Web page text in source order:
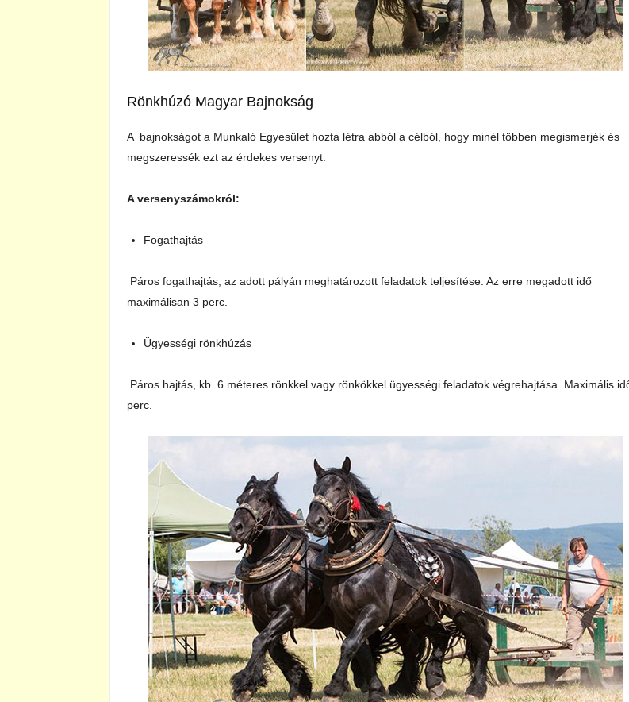
Rönkhúzó Magyar Bajnokság
A bajnokságot a Munkaló Egyesület hozta létra abból a célból, hogy minél többen megismerjék és
megszeressék ezt az érdekes versenyt.
A versenyszámokról:
Fogathajtás
Páros fogathajtás, az adott pályán meghatározott feladatok teljesítése. Az erre megadott idő
maximálisan 3 perc.
Ügyességi rönkhúzás
Páros hajtás, kb. 6 méteres rönkkel vagy rönkökkel ügyességi feladatok végrehajtása. Maximális
perc.